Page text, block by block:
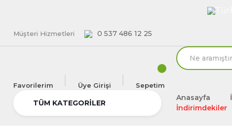
Müşteri Hizmetleri 0 537 486 12 25
Favorilerim Üye Girişi Sepetim
TÜM KATEGORİLER
Anasayfa
İndirimdekiler